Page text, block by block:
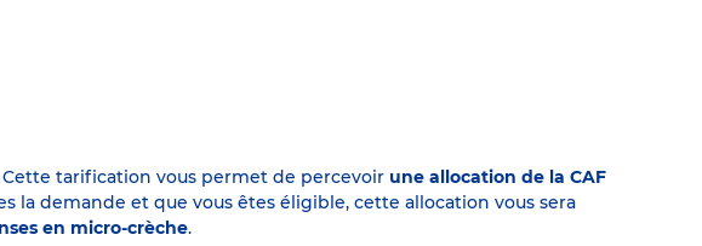
Cette tarification vous permet de percevoir une allocation de la CAF
la demande et que vous êtes éligible, cette allocation vous sera
en micro-crèche.